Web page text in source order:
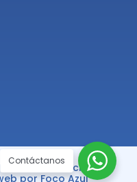
los derechos
porFoco Azul
Contáctanos